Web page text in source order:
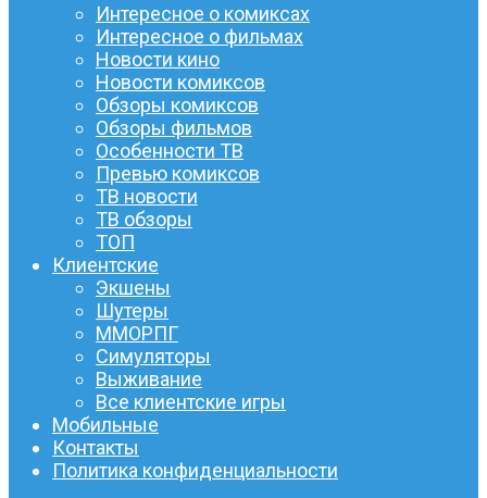
Интересное о комиксах
Интересное о фильмах
Новости кино
Новости комиксов
Обзоры комиксов
Обзоры фильмов
Особенности ТВ
Превью комиксов
ТВ новости
ТВ обзоры
ТОП
Клиентские
Экшены
Шутеры
ММОРПГ
Симуляторы
Выживание
Все клиентские игры
Мобильные
Контакты
Политика конфиденциальности